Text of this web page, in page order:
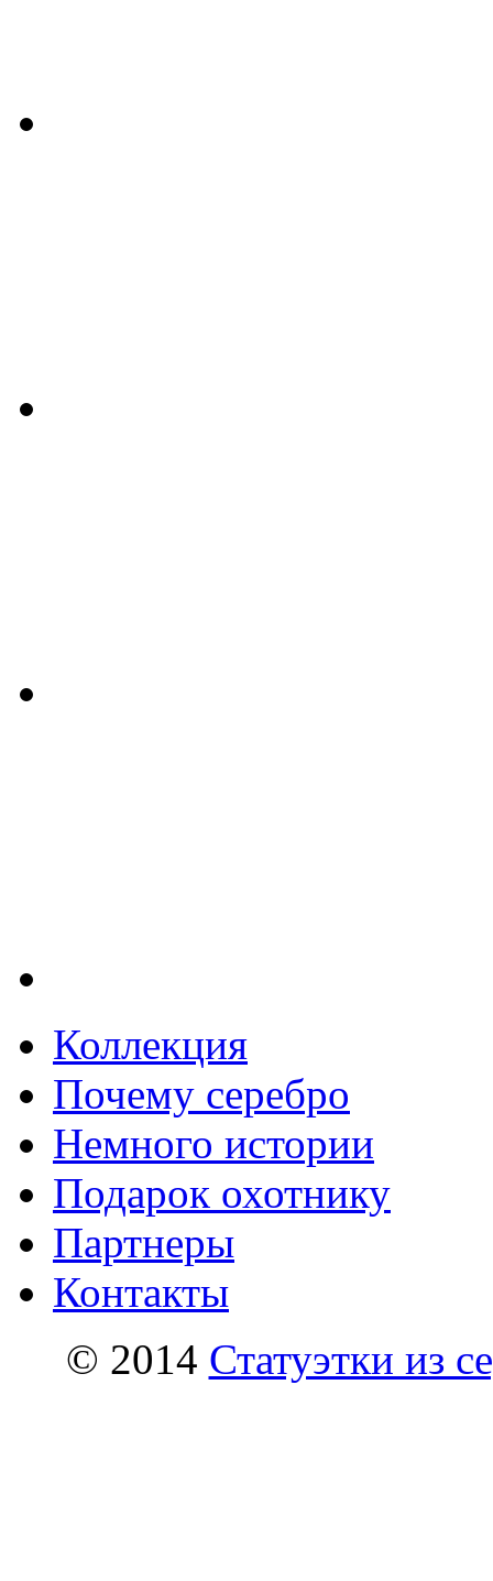
Коллекция
Почему серебро
Немного истории
Подарок охотнику
Партнеры
Контакты
© 2014 Статуэтки из